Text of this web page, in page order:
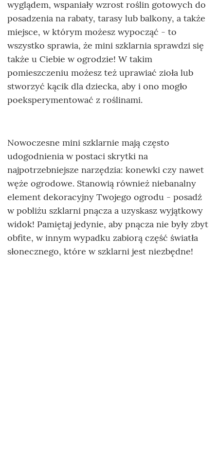
wyglądem, wspaniały wzrost roślin gotowych do
posadzenia na rabaty, tarasy lub balkony, a także
miejsce, w którym możesz wypocząć - to
wszystko sprawia, że mini szklarnia sprawdzi się
także u Ciebie w ogrodzie! W takim
pomieszczeniu możesz też uprawiać zioła lub
stworzyć kącik dla dziecka, aby i ono mogło
poeksperymentować z roślinami.
Nowoczesne mini szklarnie mają często
udogodnienia w postaci skrytki na
najpotrzebniejsze narzędzia: konewki czy nawet
węże ogrodowe. Stanowią również niebanalny
element dekoracyjny Twojego ogrodu - posadź
w pobliżu szklarni pnącza a uzyskasz wyjątkowy
widok! Pamiętaj jedynie, aby pnącza nie były zbyt
obfite, w innym wypadku zabiorą część światła
słonecznego, które w szklarni jest niezbędne!